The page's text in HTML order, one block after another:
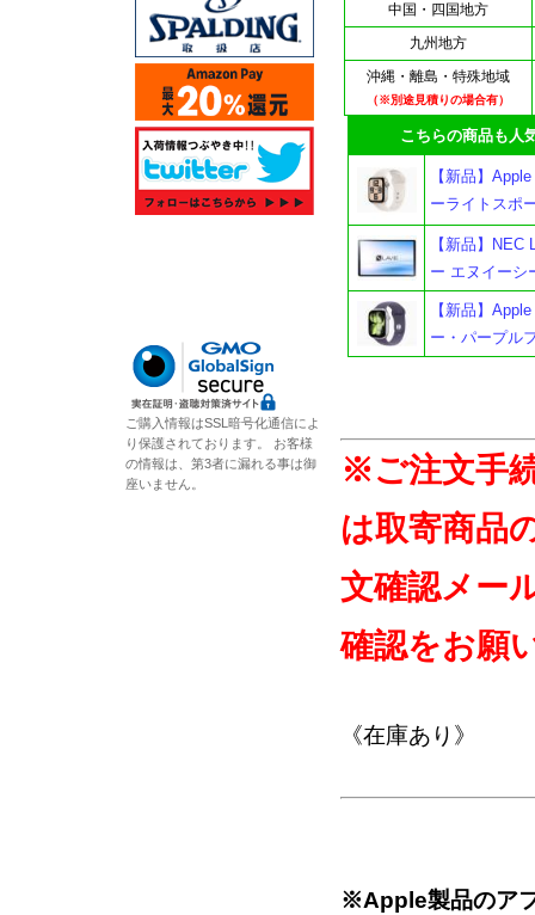
中国・四国地方
九州地方
沖縄・離島・特殊地域
（※別途見積りの場合有）
こちらの商品も人気
【新品】
ーライトスポ
【新品】
ー エヌイーシ
【新品】
ー・パープル
※ご注文手
は取寄商品
文確認メー
確認をお願
《在庫あり》
※Apple製品のア
ご購入情報はSSL暗号化通信によ
り保護されております。 お客様
の情報は、第3者に漏れる事は御
座いません。